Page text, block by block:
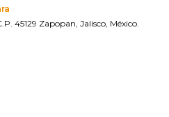
45129 Zapopan, Jalisco, México.